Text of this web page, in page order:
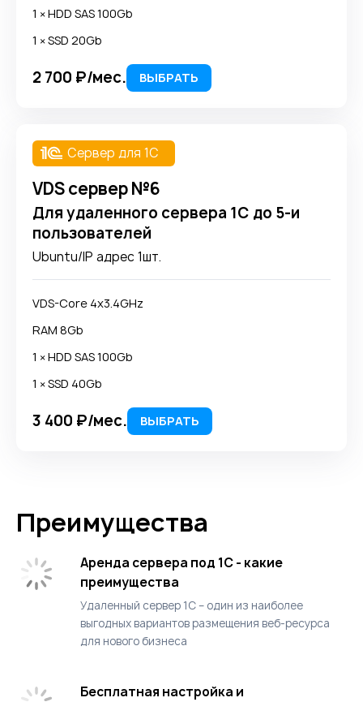
1 × HDD SAS 100Gb
1 × SSD 20Gb
2 700 ₽/мес. ВЫБРАТЬ
VDS сервер №6
Для удаленного сервера 1С до 5-и
пользователей
Ubuntu/IP адрес 1шт.
Сервер для 1С
VDS-Core 4x3.4GHz
RAM 8Gb
1 × HDD SAS 100Gb
1 × SSD 40Gb
3 400 ₽/мес. ВЫБРАТЬ
Преимущества
Аренда сервера под 1С - какие
преимущества
Удаленный сервер 1С – один из наиболее
выгодных вариантов размещения веб-ресурса
для нового бизнеса
Бесплатная настройка и